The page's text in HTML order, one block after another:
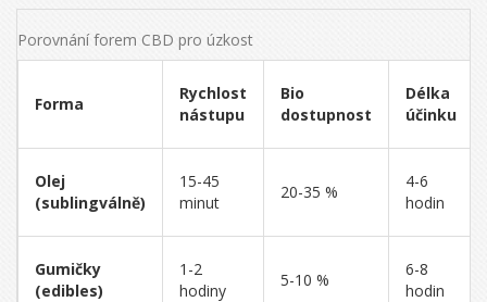
Porovnání forem CBD pro úzkost
Forma
Rychlost
nástupu
Bio
dostupnost
Délka
účinku
Olej
(sublingválně)
15-45
minut
20-35 %
4-6
hodin
Gumičky
(edibles)
1-2
hodiny
5-10 %
6-8
hodin